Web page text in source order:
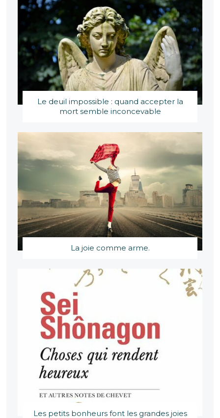
Le deuil impossible : quand accepter la
mort semble inconcevable
La joie comme arme.
Les petits bonheurs font les grandes joies